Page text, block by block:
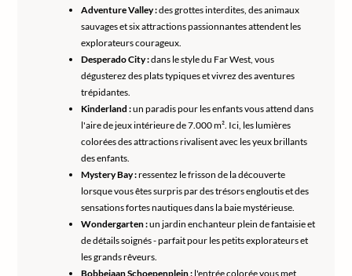
Adventure Valley :des grottes interdites, des animaux
sauvages et six attractions passionnantes attendent les
explorateurs courageux.
Desperado City :dans le style du Far West, vous
dégusterez des plats typiques et vivrez des aventures
trépidantes.
Kinderland :un paradis pour les enfants vous attend dans
l'aire de jeux intérieure de 7.000 m². Ici, les lumières
colorées des attractions rivalisent avec les yeux brillants
des enfants.
Mystery Bay :ressentez le frisson de la découverte
lorsque vous êtes surpris par des trésors engloutis et des
sensations fortes nautiques dans la baie mystérieuse.
Wondergarten :un jardin enchanteur plein de fantaisie et
de détails soignés - parfait pour les petits explorateurs et
les grands rêveurs.
Bobbejaan Schoepenplein : l'entrée colorée vous met